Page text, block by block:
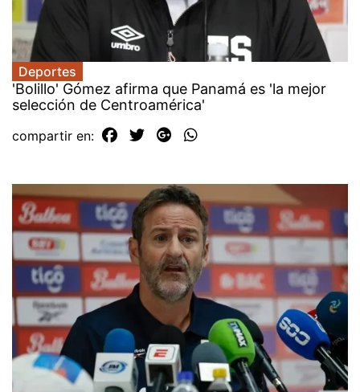
Deportes
'Bolillo' Gómez afirma que Panamá es 'la mejor
selección de Centroamérica'
compartir en: